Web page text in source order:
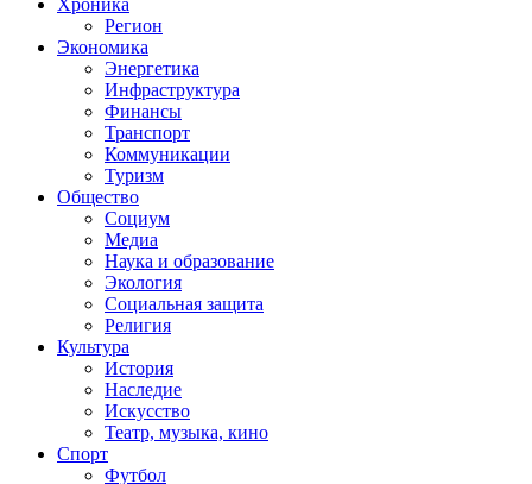
Хроника
Регион
Экономика
Энергетика
Инфраструктура
Финансы
Транспорт
Коммуникации
Туризм
Общество
Социум
Медиа
Наука и образование
Экология
Социальная защита
Религия
Культура
История
Наследие
Искусство
Театр, музыка, кино
Спорт
Футбол